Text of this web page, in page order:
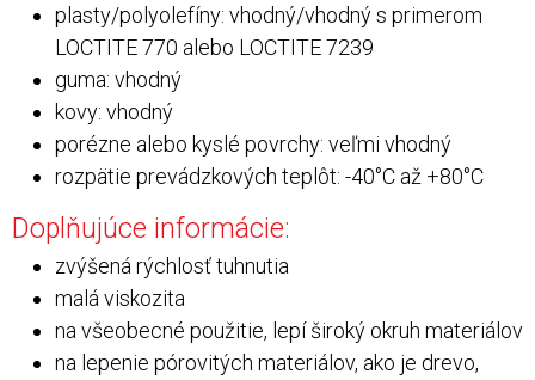
plasty/polyolefíny: vhodný/vhodný s primerom
LOCTITE 770 alebo LOCTITE 7239
guma: vhodný
kovy: vhodný
porézne alebo kyslé povrchy: veľmi vhodný
rozpätie prevádzkových teplôt: -40°C až +80°C
Doplňujúce informácie:
zvýšená rýchlosť tuhnutia
malá viskozita
na všeobecné použitie, lepí široký okruh materiálov
na lepenie pórovitých materiálov, ako je drevo,